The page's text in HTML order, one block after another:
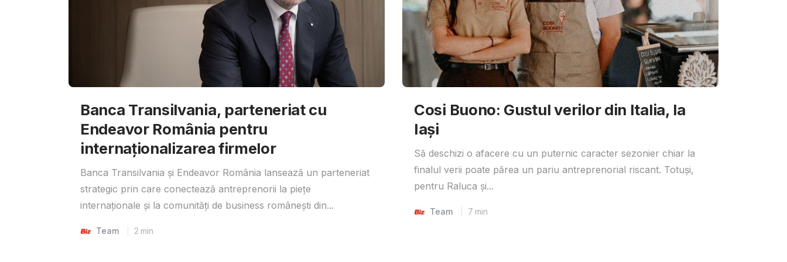
Banca Transilvania, parteneriat cu
Endeavor România pentru
internaționalizarea firmelor
Banca Transilvania și Endeavor România lansează un parteneriat
strategic prin care conectează antreprenorii la piețe
internaționale și la comunități de business românești din...
Team 2 min
Cosi Buono: Gustul verilor din Italia, la
Iași
Să deschizi o afacere cu un puternic caracter sezonier chiar la
finalul verii poate părea un pariu antreprenorial riscant. Totuși,
pentru Raluca și...
Team 7 min